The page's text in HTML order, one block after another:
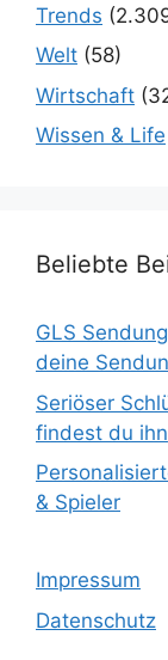
Trends
Welt (58)
Wirtschaft
Wissen & Life
Beliebte
GLS
deine
Seriöser
findest du ihn
& Spieler
Impressum
Datenschutz